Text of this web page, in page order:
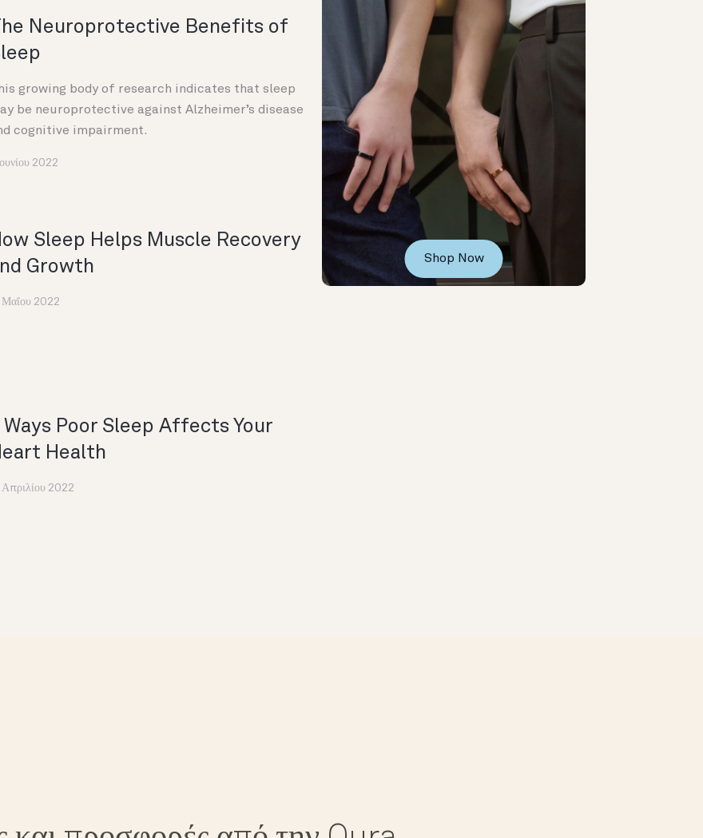
Neuroprotective Benefits of
growing body of research indicates that sleep
be neuroprotective against Alzheimer’s disease
cognitive impairment.
2022
Sleep Helps Muscle Recovery
Growth
Μαΐου 2022
Ways Poor Sleep Affects Your
Health
Απριλίου 2022
Shop Now